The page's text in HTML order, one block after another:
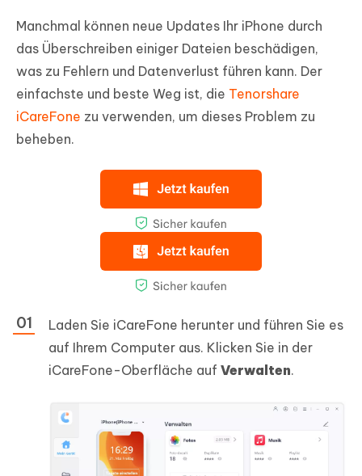
Manchmal können neue Updates Ihr iPhone durch
das Überschreiben einiger Dateien beschädigen,
was zu Fehlern und Datenverlust führen kann. Der
einfachste und beste Weg ist, die Tenorshare
iCareFone zu verwenden, um dieses Problem zu
beheben.
Laden Sie iCareFone herunter und führen Sie es
auf Ihrem Computer aus. Klicken Sie in der
iCareFone-Oberfläche auf Verwalten.